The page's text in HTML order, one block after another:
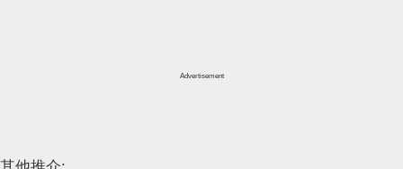
Advertisement